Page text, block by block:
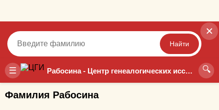
☰ Рабосина - Центр генеалогических исследований 🔍
✕
Найти
Точный Неточный
Фамилия Рабосина